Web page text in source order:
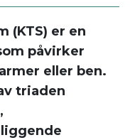
(KTS) er en
påvirker
eller ben.
triaden